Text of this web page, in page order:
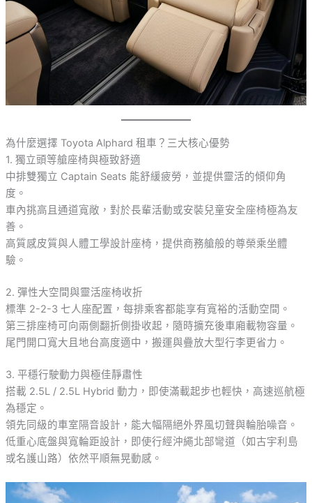
為什麼選擇 Toyota Alphard 租車？三大核心優勢
1. 獨立頭等艙座椅與極致舒適
中排雙獨立 Captain Seats 能舒緩疲勞，並提供靈活的傾仰角
度。
車內挑高且通道寬敞，對於長輩活動或安裝兒童安全座椅極為友
善。
高質感皮質與人體工學設計座椅，提供商務艙般的尊榮乘坐體
驗。
2. 彈性大空間與靈活座椅收折
標準 2-2-3 七人座配置，每排乘客都能享有寬裕的活動空間。
第三排座椅可向兩側翻折側掛收起，隨時擴充後車廂載物容量。
尾門開口寬大且地台高度適中，搬運與疊放大型行李更省力。
3. 平穩行駛動力與極佳靜肅性
搭載 2.5L / 2.5L Hybrid 動力，即使滿載起步也輕快，高速巡航極
為穩定。
領先同級的車室隔音設計，能大幅隔絕外界風切聲與輪胎噪音。
低重心底盤與寬輪距設計，即使行經沖繩北部彎道（如古宇利島
或名護山路）依然平順無晃動感。